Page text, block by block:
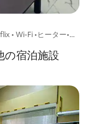
• Wi-Fi •ヒーター•乾
宿泊施設